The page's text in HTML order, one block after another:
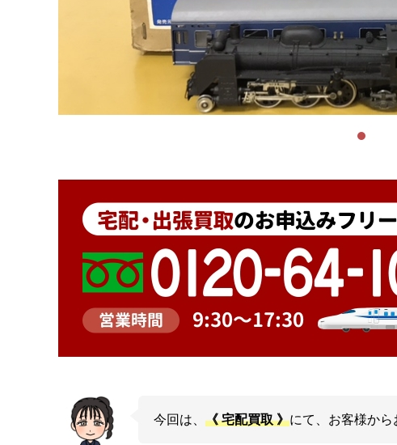
今回は、《 宅配買取 》にて、お客様から